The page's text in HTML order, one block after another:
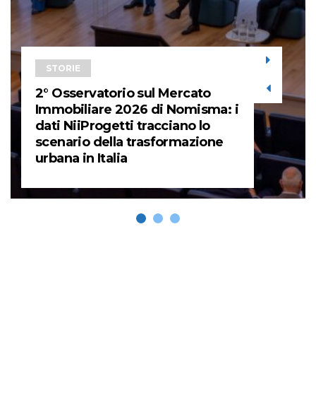
STORIE
2° Osservatorio sul Mercato
Immobiliare 2026 di Nomisma: i
dati NiiProgetti tracciano lo
scenario della trasformazione
urbana in Italia